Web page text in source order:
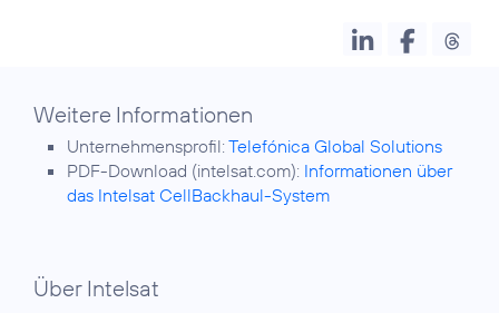
Weitere Informationen
Unternehmensprofil:Telefónica Global Solutions
PDF-Download (intelsat.com): Informationen über
das Intelsat CellBackhaul-System
Über Intelsat